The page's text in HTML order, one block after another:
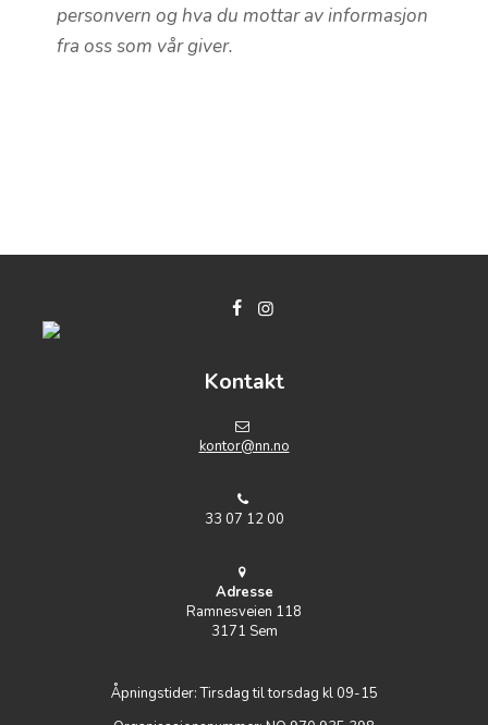
personvern og hva du mottar av informasjon
fra oss som vår giver.
Kontakt
kontor@nn.no
33 07 12 00
Adresse
Ramnesveien 118
3171 Sem
Åpningstider: Tirsdag til torsdag kl 09-15